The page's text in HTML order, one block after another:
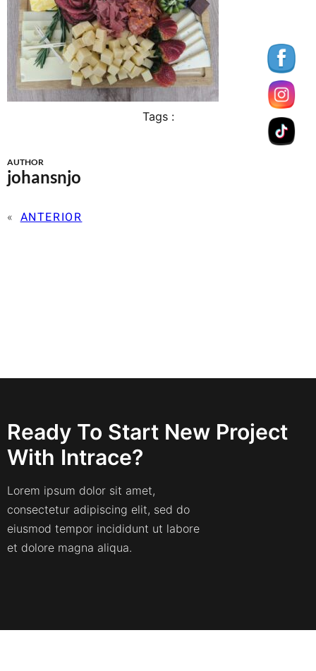
Tags :
AUTHOR
johansnjo
« ANTERIOR
Ready To Start New Project
With Intrace?
Lorem ipsum dolor sit amet,
consectetur adipiscing elit, sed do
eiusmod tempor incididunt ut labore
et dolore magna aliqua.